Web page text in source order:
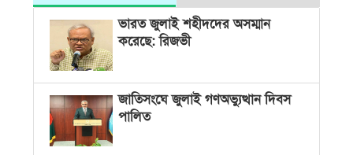
ভারত জুলাই শহীদদের অসম্মান
করেছে: রিজভী
জাতিসংঘে জুলাই গণঅভ্যুত্থান দিবস
পালিত